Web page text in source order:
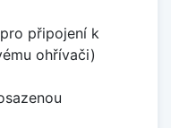
připojení k
ohřívači)